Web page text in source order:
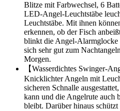
Blitze mit Farbwechsel, 6
LED-Angel-Leuchtstäbe
Leuchtstäbe. Mit ihnen
erkennen, ob der Fisch
blinkt die Angel-Alarmglocke
sich sehr gut zum
Morgen.
【Wasserdichtes Swinger-
Knicklichter Angeln mit
sicheren Schnalle
kann und die Angelrute auch
bleibt. Darüber hinaus